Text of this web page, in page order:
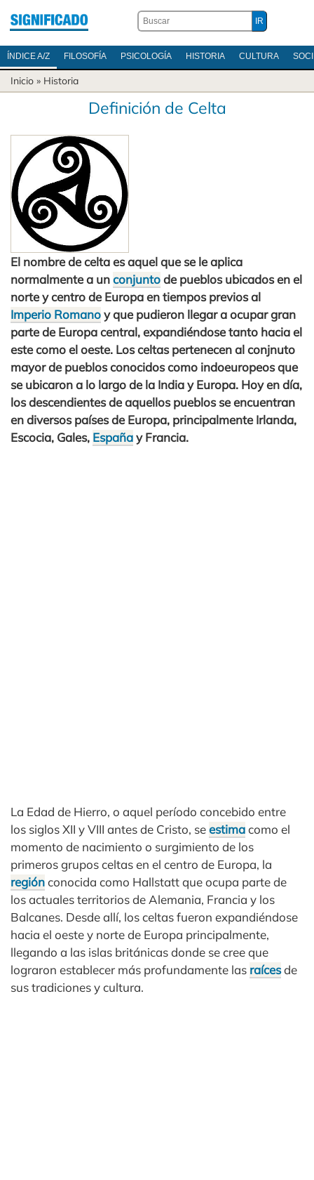
ÍNDICE A/Z FILOSOFÍA PSICOLOGÍA HISTORIA CULTURA
Inicio » Historia
Definición de Celta
El nombre de celta es aquel que se le aplica
normalmente a unconjuntode pueblos ubicados en el
norte y centro de Europa en tiempos previos al
Imperio Romanoy que pudieron llegar a ocupar gran
parte de Europa central, expandiéndose tanto hacia el
este como el oeste. Los celtas pertenecen al conjnuto
mayor de pueblos conocidos como indoeuropeos que
se ubicaron a lo largo de la India y Europa. Hoy en día,
los descendientes de aquellos pueblos se encuentran
en diversos países de Europa, principalmente Irlanda,
Escocia, Gales, Españay Francia.
La Edad de Hierro, o aquel período concebido entre
los siglos XII y VIII antes de Cristo, seestimacomo el
momento de nacimiento o surgimiento de los
primeros grupos celtas en el centro de Europa, la
regiónconocida como Hallstatt que ocupa parte de
los actuales territorios de Alemania, Francia y los
Balcanes. Desde allí, los celtas fueron expandiéndose
hacia el oeste y norte de Europa principalmente,
llegando a las islas británicas donde se cree que
lograron establecer más profundamente las raícesde
sus tradiciones y cultura.